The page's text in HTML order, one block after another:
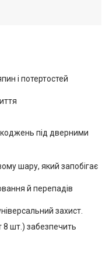
і потертостей
під дверними
шару, який запобігає
й перепадів
захист.
8 шт.) забезпечить